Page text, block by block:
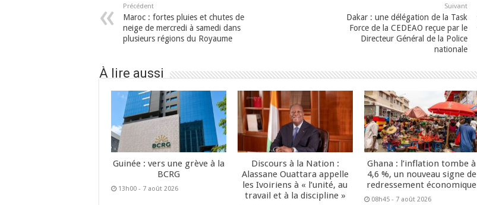
Précédent
Maroc : fortes pluies et chutes de
neige de mercredi à samedi dans
plusieurs régions du Royaume
Suivant
Dakar : une délégation de la Task
Force de la CEDEAO reçue par le
Directeur Général de la Police
nationale
À lire aussi
Guinée : vers une grève à la
BCRG
13h00 - 7 août 2026
Discours à la Nation :
Alassane Ouattara appelle
les Ivoiriens à « l’unité, au
travail et à la discipline »
Ghana : l’inflation tombe à
4,6 %, un nouveau signe de
redressement économique
08h45 - 7 août 2026